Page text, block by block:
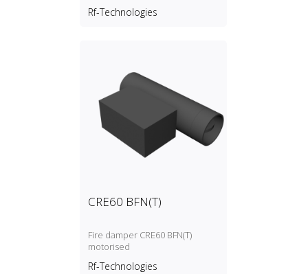
thermique)
Rf-Technologies
CRE60 BFN(T)
Fire damper CRE60 BFN(T)
motorised
Rf-Technologies